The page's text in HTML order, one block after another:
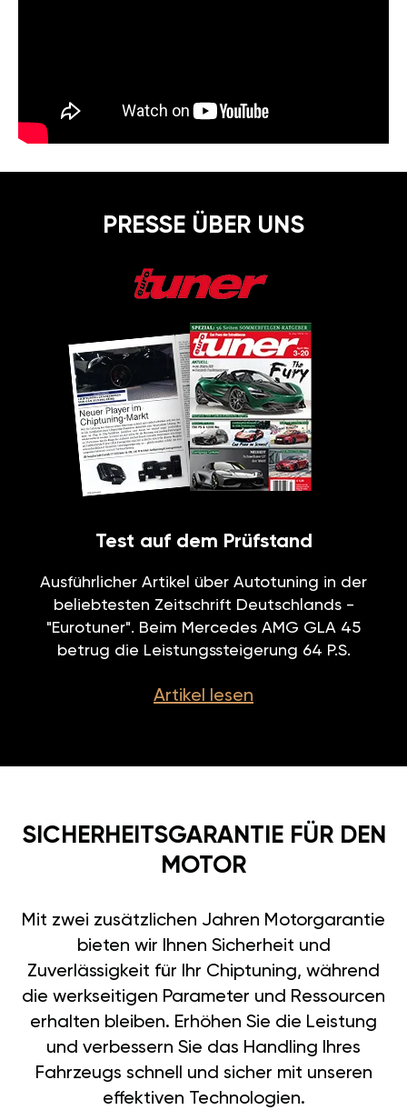
PRESSE ÜBER UNS
Test auf dem Prüfstand
Ausführlicher Artikel über Autotuning in der
beliebtesten Zeitschrift Deutschlands -
"Eurotuner". Beim Mercedes AMG GLA 45
betrug die Leistungssteigerung 64 P.S.
Artikel lesen
SICHERHEITSGARANTIE FÜR DEN
MOTOR
Mit zwei zusätzlichen Jahren Motorgarantie
bieten wir Ihnen Sicherheit und
Zuverlässigkeit für Ihr Chiptuning, während
die werkseitigen Parameter und Ressourcen
erhalten bleiben. Erhöhen Sie die Leistung
und verbessern Sie das Handling Ihres
Fahrzeugs schnell und sicher mit unseren
effektiven Technologien.